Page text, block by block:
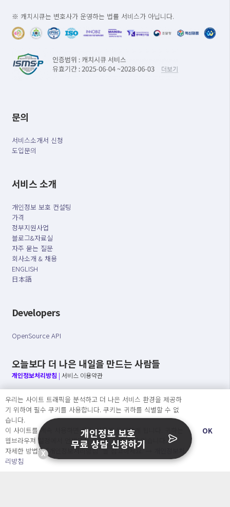
※ 캐치시큐는 변호사가 운영하는 법률 서비스가 아닙니다.
문의
서비스소개서 신청
도입문의
서비스 소개
개인정보 보호 컨설팅
가격
정부지원사업
블로그&자료실
자주 묻는 질문
회사소개 & 채용
ENGLISH
日本語
Developers
OpenSource API
오늘보다 더 나은 내일을 만드는 사람들
개인정보처리방침 | 서비스 이용약관
○ 개인정보보호 컴플라이언스를 선도하겠습니다.
○ 정보주체의 권리를 보장하겠습니다.
○ 기업의 개인정보보호를 위한 효율적 관리를 보장하겠습니다.
Copyright Ⓒ
2026 O.NE PEOPLE Co., Ltd. All rights reserved.
우리는 사이트 트래픽을 분석하고 더 나은 서비스 환경을 제공하
기 위하여 필수 쿠키를 사용합니다. 쿠키는 귀하를 식별할 수 없
습니다.
이 사이트를 계속 사용하면 쿠키 사용에 동의하게 됩니다. 귀하는
웹브라우져 설정에서 언제든지 쿠키를 삭제 할 수있습니다.
자세한 방법은 “개인정보처리방침” 을 참고하세요. →
리방침
OK
X
개인정보 보호
무료 상담 신청하기